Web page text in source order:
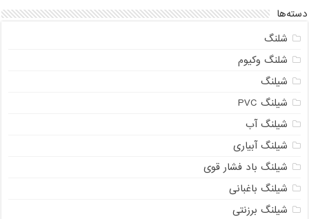
دسته‌ها
شلنگ
شلنگ وکیوم
شیلنگ
شیلنگ PVC
شیلنگ آب
شیلنگ آبیاری
شیلنگ باد فشار قوی
شیلنگ باغبانی
شیلنگ برزنتی